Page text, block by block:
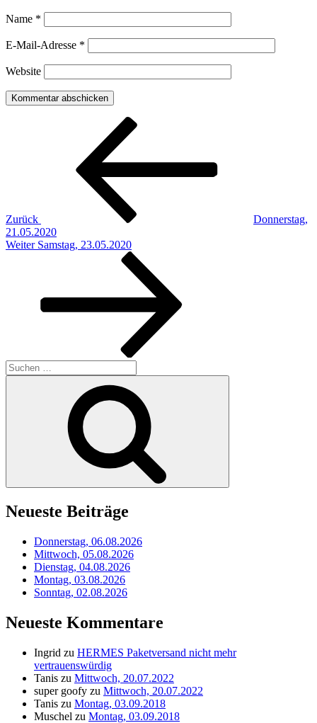
Name *
E-Mail-Adresse *
Website
Beitragsnavigation
Zurück
Donnerstag,
21.05.2020
Nächster
Weiter Samstag, 23.05.2020
Suchen
nach:
Neueste Beiträge
Donnerstag, 06.08.2026
Mittwoch, 05.08.2026
Dienstag, 04.08.2026
Montag, 03.08.2026
Sonntag, 02.08.2026
Neueste Kommentare
Ingrid zu HERMES Paketversand nicht mehr
vertrauenswürdig
Tanis zu Mittwoch, 20.07.2022
super goofy zu Mittwoch, 20.07.2022
Tanis zu Montag, 03.09.2018
Muschel zu Montag, 03.09.2018